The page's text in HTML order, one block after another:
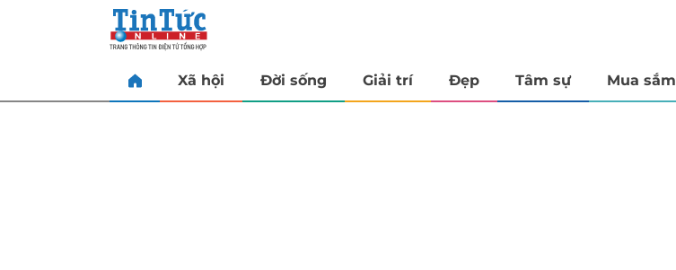
Xã hội Đời sống Giải trí Đẹp Tâm sự Mua sắm